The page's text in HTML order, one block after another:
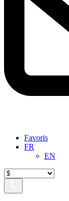
Favoris
FR
EN